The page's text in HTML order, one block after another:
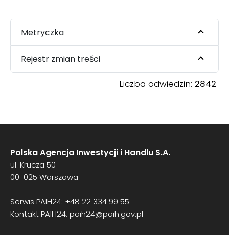
Metryczka
Rejestr zmian treści
Liczba odwiedzin: 2842
Polska Agencja Inwestycji i Handlu S.A.
ul. Krucza 50
00-025 Warszawa
Serwis PAIH24: +48 22 334 99 55
Kontakt PAIH24: paih24@paih.gov.pl